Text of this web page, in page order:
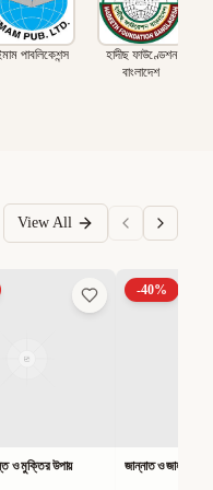
পাবলিকেশন্স
হাদীছ ফাউণ্ডেশন
বাংলাদেশ
View All
ও মুক্তির উপায়
-40%
জান্নাত ও জাহান্নামের